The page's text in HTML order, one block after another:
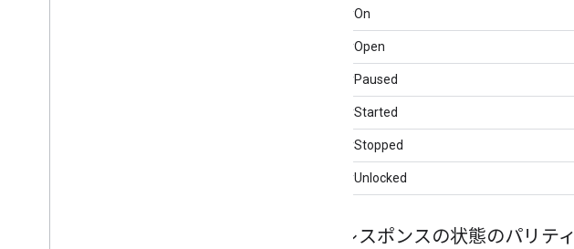
alreadyOn
alreadyOpen
alreadyPaused
alreadyStarted
alreadyStopped
alreadyUnlocked
実行レスポンスの状態のパリティ